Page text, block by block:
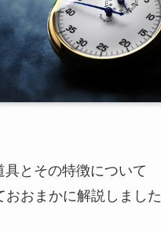
具とその特徴について
おおまかに解説しました